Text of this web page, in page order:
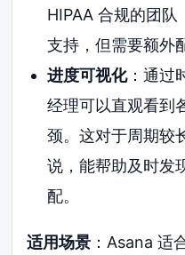
HIPAA 合规的团
支持，但需要额外
进度可视化：通过
经理可以直观看到
颈。这对于周期较
说，能帮助及时发
配。
适用场景 ：Asana 适